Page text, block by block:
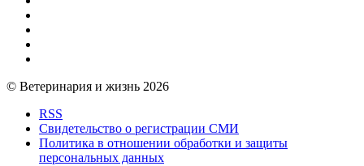
© Ветеринария и жизнь 2026
RSS
Свидетельство о регистрации СМИ
Политика в отношении обработки и защиты
персональных данных